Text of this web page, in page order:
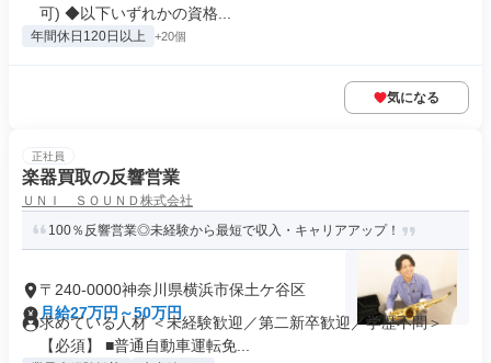
可) ◆以下いずれかの資格...
年間休日120日以上 +20個
気になる
正社員
楽器買取の反響営業
ＵＮＩ ＳＯＵＮＤ株式会社
100％反響営業◎未経験から最短で収入・キャリアアップ！
〒240-0000神奈川県横浜市保土ケ谷区
月給27万円～50万円
求めている人材 ＜未経験歓迎／第二新卒歓迎／学歴不問＞
【必須】 ■普通自動車運転免...